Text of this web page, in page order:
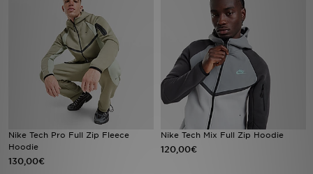
Nike Tech Pro Full Zip Fleece
Hoodie
130,00€
Nike Tech Mix Full Zip Hoodie
120,00€
VER MARCAS
LOCALIZADOR DE LOJAS
MENSAGENS
BLOG
SUBSCREVE